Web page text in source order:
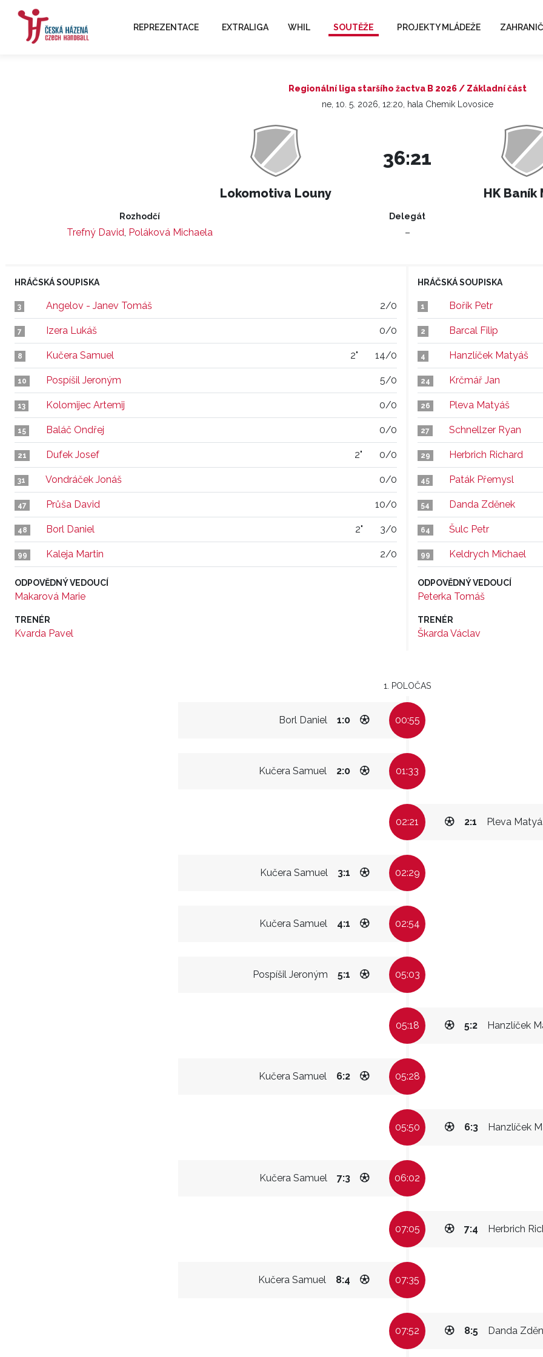
REPREZENTACE EXTRALIGA WHIL SOUTĚŽE PROJEKTY MLÁDEŽE
Regionální liga staršího žactva B 2026 / Základní část
ne, 10. 5. 2026, 12:20, hala Chemik Lovosice
Lokomotiva Louny
36:21
HK Baník
Rozhodčí
Trefný David, Poláková Michaela
Delegát
–
HRÁČSKÁ SOUPISKA
3 Angelov - Janev Tomáš 2/0
7 Izera Lukáš 0/0
8 Kučera Samuel 2" 14/0
10 Pospíšil Jeroným 5/0
13 Kolomijec Artemij 0/0
15 Baláč Ondřej 0/0
21 Dufek Josef 2" 0/0
31 Vondráček Jonáš 0/0
47 Průša David 10/0
48 Borl Daniel 2" 3/0
99 Kaleja Martin 2/0
ODPOVĚDNÝ VEDOUCÍ
Makarová Marie
TRENÉR
Kvarda Pavel
HRÁČSKÁ SOUPISKA
1 Bořík Petr
2 Barcal Filip
4 Hanzlíček Matyáš
24 Krčmář Jan
26 Pleva Matyáš
27 Schnellzer Ryan
29 Herbrich Richard
45 Paták Přemysl
54 Danda Zděnek
64 Šulc Petr
99 Keldrych Michael
ODPOVĚDNÝ VEDOUCÍ
Peterka Tomáš
TRENÉR
Škarda Václav
1. POLOČAS
Borl Daniel 1:0 00:55
Kučera Samuel 2:0 01:33
02:21 Pleva
2:1
Kučera Samuel 3:1 02:29
Kučera Samuel 4:1 02:54
Pospíšil Jeroným 5:1 05:03
05:18 Hanzlíček
5:2
Kučera Samuel 6:2 05:28
05:50 Hanzlíček
6:3
Kučera Samuel 7:3 06:02
07:05 Herbrich
7:4
Kučera Samuel 8:4 07:35
07:52 Danda
8:5